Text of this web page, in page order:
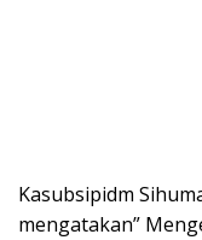
Kasubsipidm
mengatakan”